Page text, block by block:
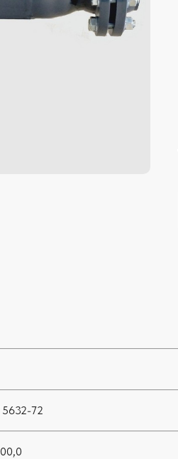
72